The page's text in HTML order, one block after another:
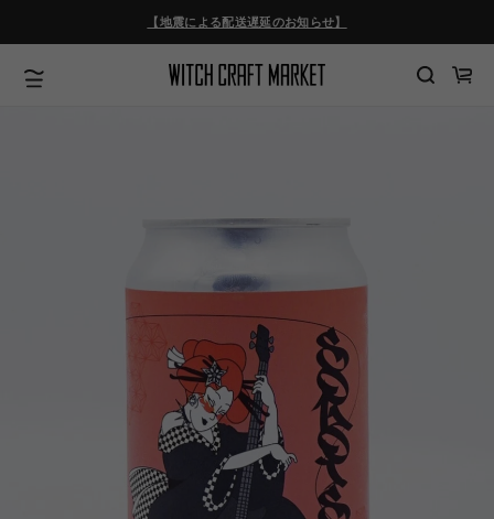
進
む
【地震による配送遅延のお知らせ】
カ